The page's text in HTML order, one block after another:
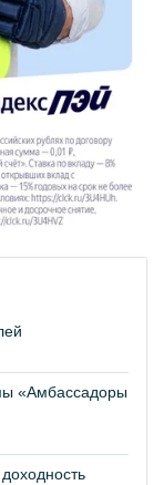
«Амбассадоры